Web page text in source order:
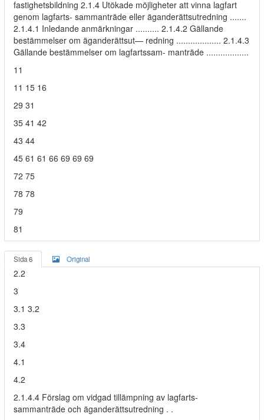
fastighetsbildning 2.1.4 Utökade möjligheter att vinna lagfart
genom lagfarts- sammanträde eller äganderättsutredning .......
2.1.4.1 Inledande anmärkningar .......... 2.1.4.2 Gällande
bestämmelser om äganderättsut— redning ................... 2.1.4.3
Gällande bestämmelser om lagfartssam- manträde ..................
11
11 15 16
29 31
35 41 42
43 44
45 61 61 66 69 69 69
72 75
78 78
79
81
Sida 6 Original
2.2
3
3.1 3.2
3.3
3.4
4.1
4.2
2.1.4.4 Förslag om vidgad tillämpning av lagfarts-
sammanträde och äganderättsutredning . .